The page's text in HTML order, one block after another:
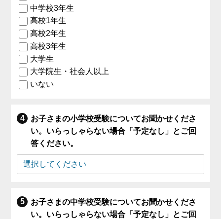
中学校3年生
高校1年生
高校2年生
高校3年生
大学生
大学院生・社会人以上
いない
お子さまの小学校受験についてお聞かせくださ
い。いらっしゃらない場合「予定なし」とご回
答ください。
お子さまの中学校受験についてお聞かせくださ
い。いらっしゃらない場合「予定なし」とご回